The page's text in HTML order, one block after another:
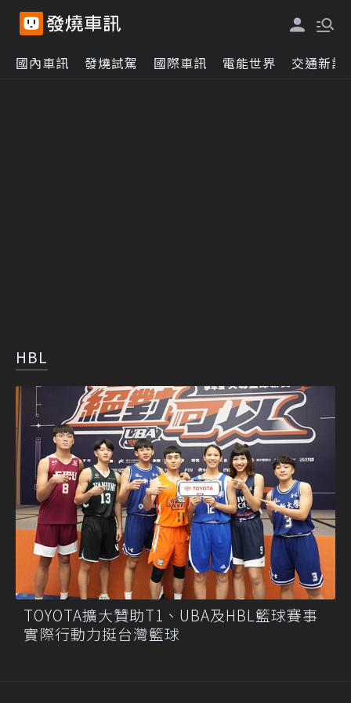
國內車訊 發燒試駕 國際車訊 電能世界 交通新訊
HBL
TOYOTA擴大贊助T1、UBA及HBL籃球賽事
實際行動力挺台灣籃球